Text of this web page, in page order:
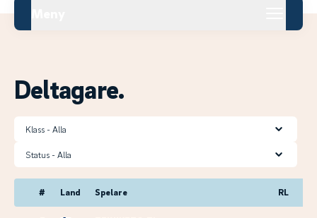
Deltagare.
Klass
Status
# Land Spelare RL